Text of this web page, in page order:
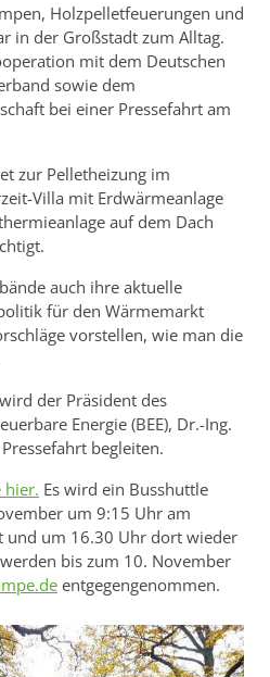
Holzpelletfeuerungen und
in der Großstadt zum Alltag.
mit dem Deutschen
sowie dem
bei einer Pressefahrt am
zur Pelletheizung im
Villa mit Erdwärmeanlage
auf dem Dach
auch ihre aktuelle
für den Wärmemarkt
vorstellen, wie man die
der Präsident des
Energie (BEE), Dr.-Ing.
begleiten.
hier. Es wird ein Busshuttle
um 9:15 Uhr am
und um 16.30 Uhr dort wieder
bis zum 10. November
entgegengenommen.